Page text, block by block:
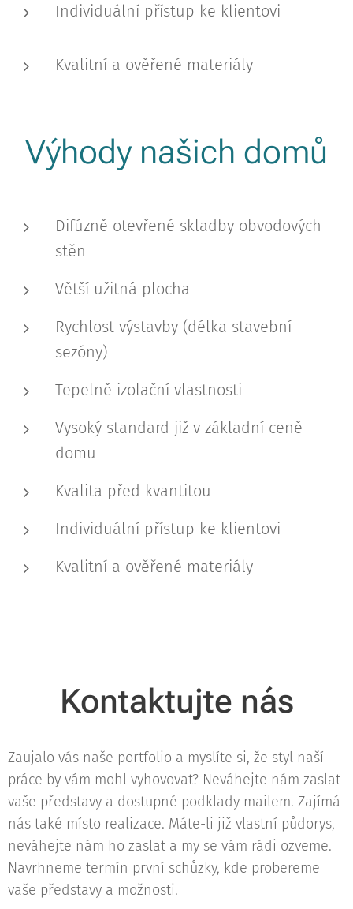
Individuální přístup ke klientovi
Kvalitní a ověřené materiály
Výhody našich domů
Difúzně otevřené skladby obvodových
stěn
Větší užitná plocha
Rychlost výstavby (délka stavební
sezóny)
Tepelně izolační vlastnosti
Vysoký standard již v základní ceně
domu
Kvalita před kvantitou
Individuální přístup ke klientovi
Kvalitní a ověřené materiály
Kontaktujte nás
Zaujalo vás naše portfolio a myslíte si, že styl naší
práce by vám mohl vyhovovat? Neváhejte nám zaslat
vaše představy a dostupné podklady mailem. Zajímá
nás také místo realizace. Máte-li již vlastní půdorys,
neváhejte nám ho zaslat a my se vám rádi ozveme.
Navrhneme termín první schůzky, kde probereme
vaše představy a možnosti.